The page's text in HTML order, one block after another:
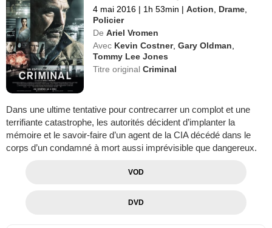
4 mai 2016 | 1h 53min | Action Drame
Policier
De Ariel Vromen
Avec Kevin Costner,Gary Oldman
Tommy Lee Jones
Titre originalCriminal
Dans une ultime tentative pour contrecarrer un complot et une
terrifiante catastrophe, les autorités décident d’implanter la
mémoire et le savoir-faire d’un agent de la CIA décédé dans le
corps d’un condamné à mort aussi imprévisible que dangereux.
VOD
DVD